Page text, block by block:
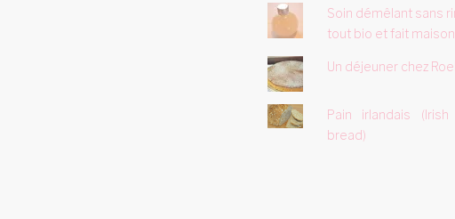
Soin démêlant sans
tout bio et fait maison
Un déjeuner chez
Pain irlandais
bread)